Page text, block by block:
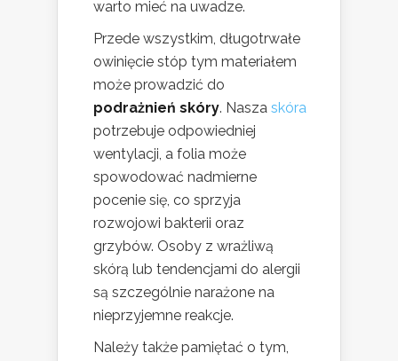
warto mieć na uwadze.
Przede wszystkim, długotrwałe
owinięcie stóp tym materiałem
może prowadzić do
podrażnień skóry. Nasza skóra
potrzebuje odpowiedniej
wentylacji, a folia może
spowodować nadmierne
pocenie się, co sprzyja
rozwojowi bakterii oraz
grzybów. Osoby z wrażliwą
skórą lub tendencjami do alergii
są szczególnie narażone na
nieprzyjemne reakcje.
Należy także pamiętać o tym,